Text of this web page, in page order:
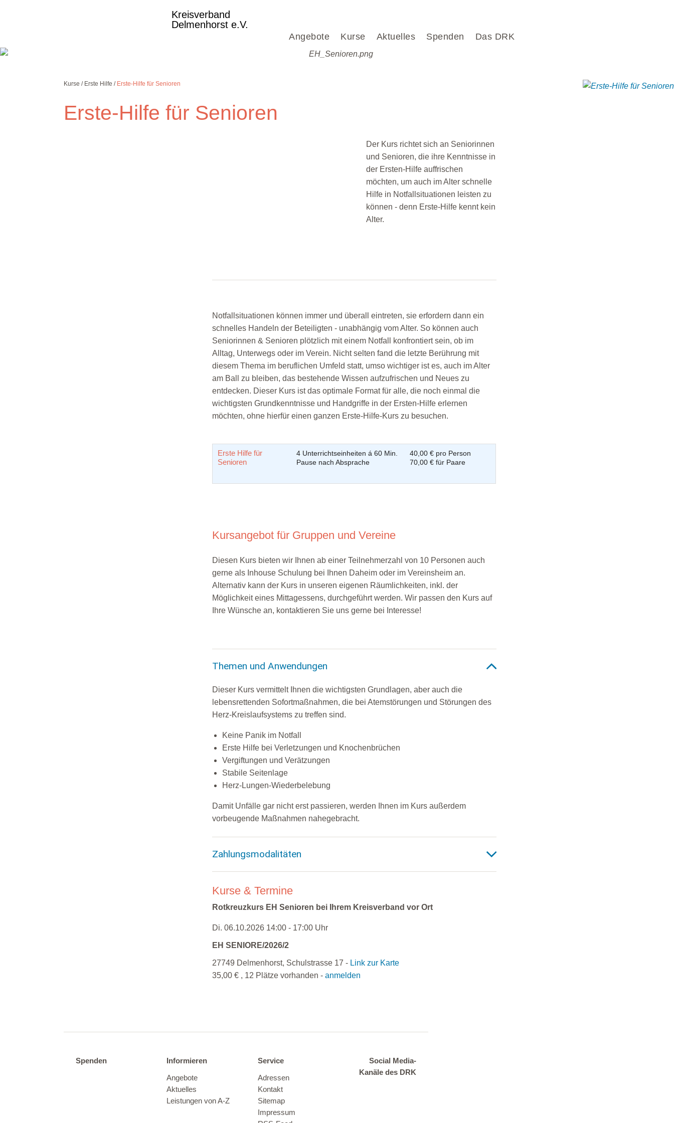
Angebote Kurse Aktuelles Spenden Das DRK
Kreisverband
Delmenhorst e.V.
Kurse Erste Hilfe Erste-Hilfe für Senioren
Erste-Hilfe für Senioren
Der Kurs richtet sich an Seniorinnen
und Senioren, die ihre Kenntnisse in
der Ersten-Hilfe auffrischen
möchten, um auch im Alter schnelle
Hilfe in Notfallsituationen leisten zu
können - denn Erste-Hilfe kennt kein
Alter.
Notfallsituationen können immer und überall eintreten, sie erfordern dann ein
schnelles Handeln der Beteiligten - unabhängig vom Alter. So können auch
Seniorinnen & Senioren plötzlich mit einem Notfall konfrontiert sein, ob im
Alltag, Unterwegs oder im Verein. Nicht selten fand die letzte Berührung mit
diesem Thema im beruflichen Umfeld statt, umso wichtiger ist es, auch im Alter
am Ball zu bleiben, das bestehende Wissen aufzufrischen und Neues zu
entdecken. Dieser Kurs ist das optimale Format für alle, die noch einmal die
wichtigsten Grundkenntnisse und Handgriffe in der Ersten-Hilfe erlernen
möchten, ohne hierfür einen ganzen Erste-Hilfe-Kurs zu besuchen.
Erste Hilfe für
Senioren
4 Unterrichtseinheiten á 60 Min.
Pause nach Absprache
40,00 € pro Person
70,00 € für Paare
Kursangebot für Gruppen und Vereine
Diesen Kurs bieten wir Ihnen ab einer Teilnehmerzahl von 10 Personen auch
gerne als Inhouse Schulung bei Ihnen Daheim oder im Vereinsheim an.
Alternativ kann der Kurs in unseren eigenen Räumlichkeiten, inkl. der
Möglichkeit eines Mittagessens, durchgeführt werden. Wir passen den Kurs auf
Ihre Wünsche an, kontaktieren Sie uns gerne bei Interesse!
Themen und Anwendungen
Dieser Kurs vermittelt Ihnen die wichtigsten Grundlagen, aber auch die
lebensrettenden Sofortmaßnahmen, die bei Atemstörungen und Störungen des
Herz-Kreislaufsystems zu treffen sind.
Keine Panik im Notfall
Erste Hilfe bei Verletzungen und Knochenbrüchen
Vergiftungen und Verätzungen
Stabile Seitenlage
Herz-Lungen-Wiederbelebung
Damit Unfälle gar nicht erst passieren, werden Ihnen im Kurs außerdem
vorbeugende Maßnahmen nahegebracht.
Zahlungsmodalitäten
Kurse & Termine
Rotkreuzkurs EH Senioren bei Ihrem Kreisverband vor Ort
Di. 06.10.2026 14:00 - 17:00 Uhr
EH SENIORE/2026/2
27749 Delmenhorst, Schulstrasse 17 - Link zur Karte
35,00 € , 12 Plätze vorhanden -anmelden
Spenden Informieren
Angebote
Aktuelles
Leistungen von A-Z
Service
Adressen
Kontakt
Sitemap
Impressum
Social Media-
Kanäle des DRK